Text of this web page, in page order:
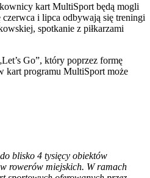
kart MultiSport będą mogli
i lipca odbywają się treningi
spotkanie z piłkarzami
Go”, który poprzez formę
kart programu MultiSport może
blisko 4 tysięcy obiektów
rowerów miejskich. W ramach